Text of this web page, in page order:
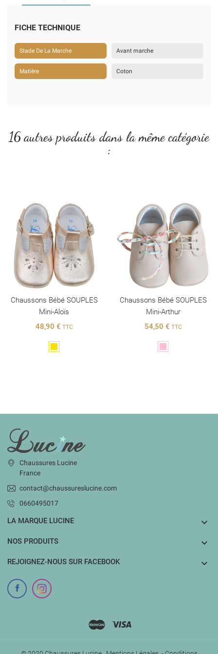
FICHE TECHNIQUE
Stade De La Marche Avant marche
Matière Coton
16 autres produits dans la même catégorie
:
Chaussons Bébé SOUPLES
Mini-Aloïs
48,90 € TTC
Chaussons Bébé SOUPLES
Mini-Arthur
54,50 € TTC
INFORMATIONS
Chaussures Lucine
France
contact@chaussureslucine.com
0660495017
LA MARQUE LUCINE 
NOS PRODUITS 
REJOIGNEZ-NOUS SUR FACEBOOK 